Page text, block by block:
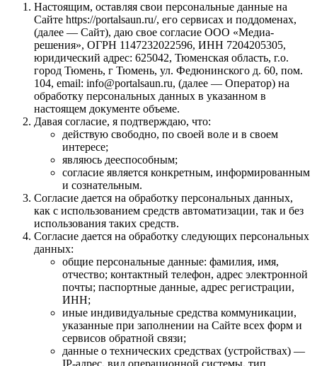
Настоящим, оставляя свои персональные данные на
Сайте https://portalsaun.ru/, его сервисах и поддоменах,
(далее — Сайт), даю свое согласие ООО «Медиа-
решения», ОГРН 1147232022596, ИНН 7204205305,
юридический адрес: 625042, Тюменская область, г.о.
город Тюмень, г Тюмень, ул. Федюнинского д. 60, пом.
104, email: info@portalsaun.ru, (далее — Оператор) на
обработку персональных данных в указанном в
настоящем документе объеме.
Давая согласие, я подтверждаю, что:
действую свободно, по своей воле и в своем
интересе;
являюсь дееспособным;
согласие является конкретным, информированным
и сознательным.
Согласие дается на обработку персональных данных,
как с использованием средств автоматизации, так и без
использования таких средств.
Согласие дается на обработку следующих персональных
данных:
общие персональные данные: фамилия, имя,
отчество; контактный телефон, адрес электронной
почты; паспортные данные, адрес регистрации,
ИНН;
иные индивидуальные средства коммуникации,
указанные при заполнении на Сайте всех форм и
сервисов обратной связи;
данные о технических средствах (устройствах) —
IP-адрес, вид операционной системы, тип